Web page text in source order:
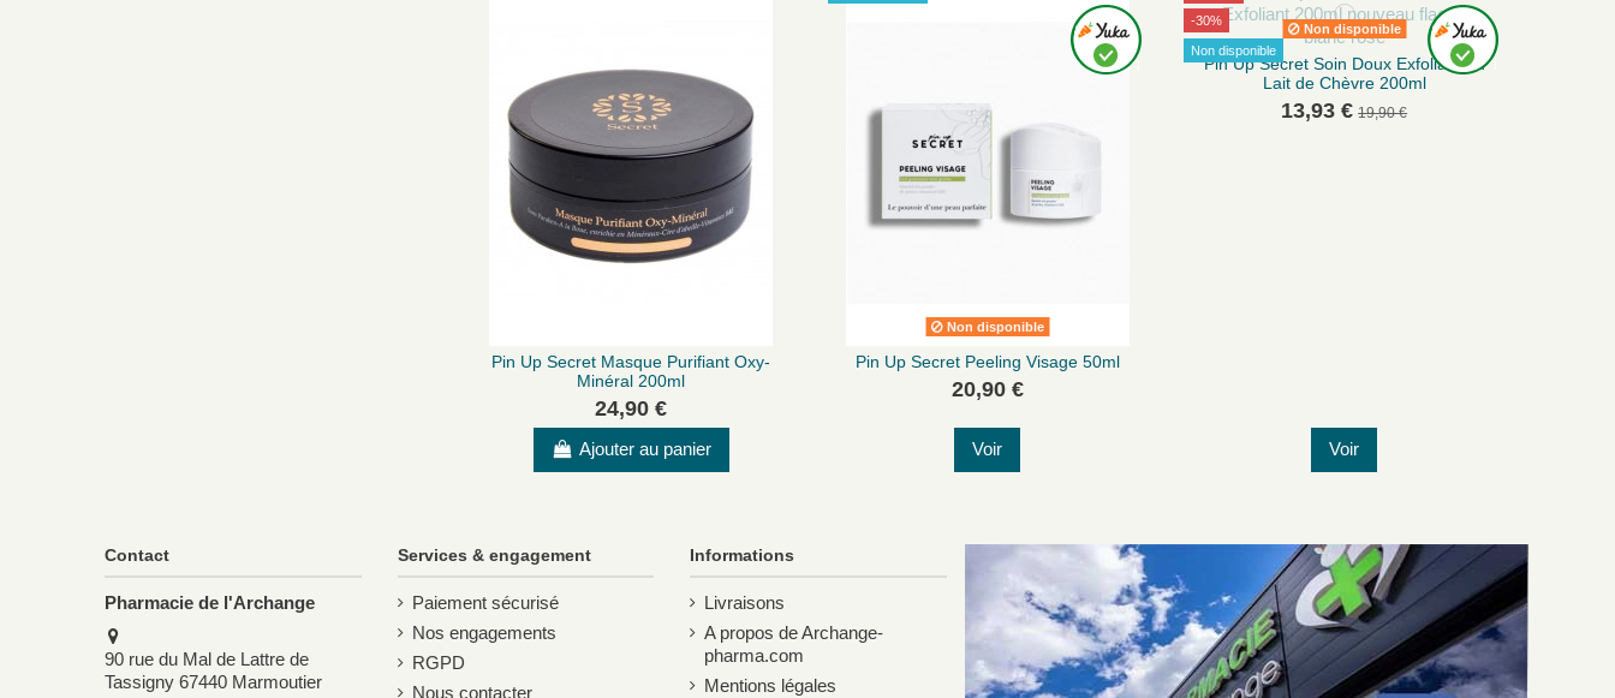
Pin Up Secret Masque Purifiant Oxy-
Minéral 200ml
24,90 €
Ajouter au panier
Non disponible
Pin Up Secret Peeling Visage 50ml
20,90 €
Voir
-30%
Non disponible
Non disponible
Pin Up Secret Soin Doux Exfoliant au
Lait de Chèvre 200ml
13,93 € 19,90 €
Voir
Contact
Pharmacie de l'Archange
90 rue du Mal de Lattre de
Tassigny 67440 Marmoutier
Services & engagement
Paiement sécurisé
Nos engagements
RGPD
Nous contacter
Informations
Livraisons
A propos de Archange-
pharma.com
Mentions légales